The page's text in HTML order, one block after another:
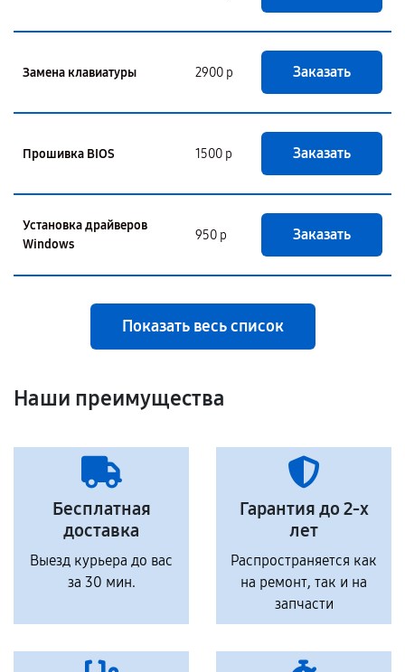
Замена клавиатуры 2900 р Заказать
Прошивка BIOS 1500 р Заказать
Установка драйверов
Windows
950 р Заказать
Показать весь список
Наши преимущества
Бесплатная
доставка
Выезд курьера до вас
за 30 мин.
Гарантия до 2-х
лет
Распространяется как
на ремонт, так и на
запчасти